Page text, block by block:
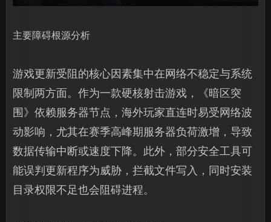
主要障碍根源分析
游戏更新受阻的核心因素集中在网络不稳定与系统
限制两方面。作为一款硬核射击游戏，《暗区突
围》依赖服务器节点，海外玩家直连时易受网络波
动影响，尤其在赛季高峰期服务器负荷激增，导致
数据传输中断或速度下降。此外，部分安全工具可
能误判更新程序为威胁，拦截文件写入，同时安装
目录权限不足也会阻碍进程。